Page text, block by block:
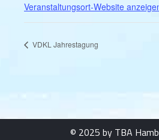
Veranstaltungsort-Website
VDKL Jahrestagung
© 2025 by TBA